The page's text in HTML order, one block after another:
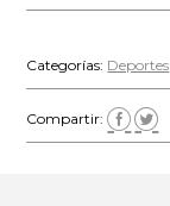
Categorías: Deportes
Compartir: